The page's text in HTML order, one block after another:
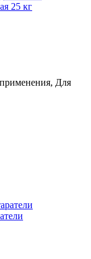
25 кг
Для